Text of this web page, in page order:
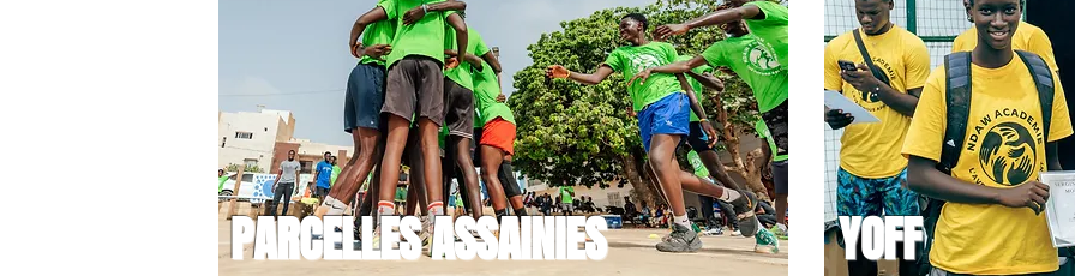
PARCELLES ASSAINIES YOFF